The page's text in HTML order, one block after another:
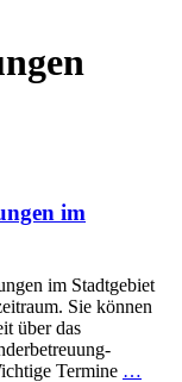
im
im Stadtgebiet
Sie können
über das
Termine …